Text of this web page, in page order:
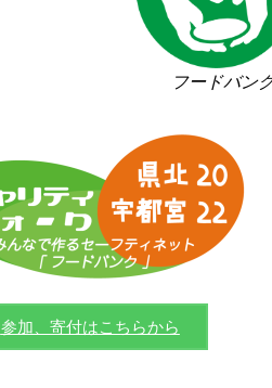
フードバン
参加、寄付はこちらから